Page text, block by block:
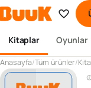
Kitaplar Oyunlar
Anasayfa/Tüm ürünler/